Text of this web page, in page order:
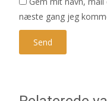
næste gang jeg